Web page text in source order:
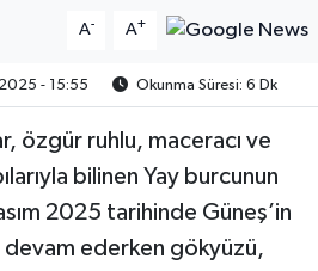
A- A+
- 15:55 Okunma Süresi: 6 Dk
özgür ruhlu, maceracı ve
bilinen Yay burcunun
2025 tarihinde Güneş’in
devam ederken gökyüzü,